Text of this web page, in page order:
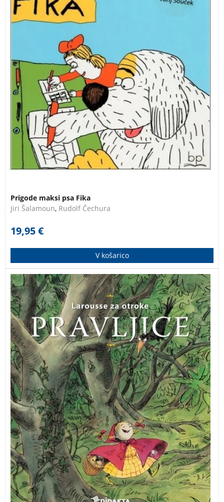
Prigode maksi psa Fika
Jiri Šalamoun, Rudolf Čechura
19,95€
V košarico
Čudovita bogato ilustrirana zbirka znanih klasičnih
pravljic.